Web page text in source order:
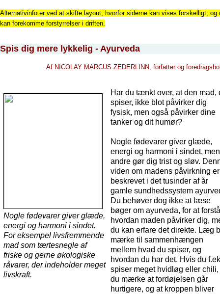
Alternativinfo er ved at skifte layout, hvorfor siderne kan vises forskelligt, og
kan forekomme forstyrrelser i driften.
Spis dig mere lykkelig - Ayurveda
Af NICOLAY MARCUS ZEDERLINN, forfatter og
Nogle fødevarer giver glæde,
energi og harmoni i sindet.
For eksempel livsfremmende
mad som tærtesnegle af
friske og gerne økologiske
råvarer, der indeholder meget
livskraft.
Har du tænkt over, at den mad,
spiser, ikke blot påvirker dig
fysisk, men også påvirker dine
tanker og dit humør?
Nogle fødevarer giver glæde,
energi og harmoni i sindet,
andre gør dig trist og sløv.
viden om madens påvirkning er
beskrevet i det tusinder af år
gamle sundhedssystem
Du behøver dog ikke at læse
bøger om ayurveda, for at forstå
hvordan maden påvirker dig,
du kan erfare det direkte. Læg
mærke til sammenhængen
mellem hvad du spiser, og
hvordan du har det. Hvis du
spiser meget hvidløg eller
du mærke at fordøjelsen går
hurtigere, og at kroppen bliver